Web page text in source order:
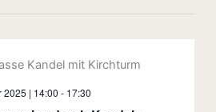
2025 | 14:00 - 17:30